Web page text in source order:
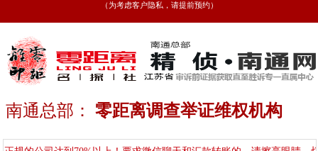
（为考虑客户隐私，请提前预约）
南通总部：零距离调查举证维权机构